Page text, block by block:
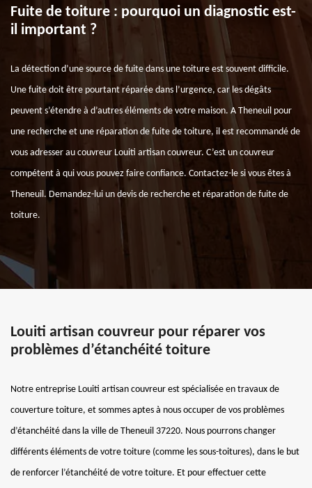
Fuite de toiture : pourquoi un diagnostic est-
il important ?
La détection d’une source de fuite dans une toiture est souvent difficile.
Une fuite doit être pourtant réparée dans l’urgence, car les dégâts
peuvent s’étendre à d’autres éléments de votre maison. A Theneuil pour
une recherche et une réparation de fuite de toiture, il est recommandé de
vous adresser au couvreur Louiti artisan couvreur. C’est un couvreur
compétent à qui vous pouvez faire confiance. Contactez-le si vous êtes à
Theneuil. Demandez-lui un devis de recherche et réparation de fuite de
toiture.
Louiti artisan couvreur pour réparer vos
problèmes d’étanchéité toiture
Notre entreprise Louiti artisan couvreur est spécialisée en travaux de
couverture toiture, et sommes aptes à nous occuper de vos problèmes
d’étanchéité dans la ville de Theneuil 37220. Nous pourrons changer
différents éléments de votre toiture (comme les sous-toitures), dans le but
de renforcer l’étanchéité de votre toiture. Et pour effectuer cette